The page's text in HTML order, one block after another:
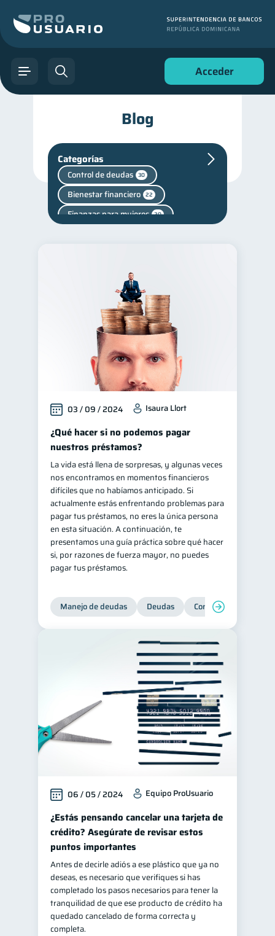
Acceder
Blog
Categorías
Control de deudas 30
Bienestar financiero 22
Finanzas para mujeres 20
Cuenta Abandonada
Cuenta Inactiva 1
Finanzas personales 44
Manejo de deudas 31
Educación financiera 31
Finanzas para jóvenes 30
Finanzas familiares 25
Inclusión financiera 22
Seguridad financiera 13
Salud financiera 12
Organización Financiera 10
Deudas 10 Préstamos 8
Ahorro 8 Consejos 6
Tarjeta de crédito 6
Historial crediticio
Ciberseguridad
Derechos & Deberes 4
Superintendencia de Bancos
Finanzas Personales 1
Finanzas en Pareja 1
Educación Financiera 1
Mipymes 1
Salud mental ahorro
Retiro 1 Doble sueldo
Gasto responsable 1
información financiera 1
03 / 09 / 2024 Isaura Llort
¿Qué hacer si no podemos pagar
nuestros préstamos?
La vida está llena de sorpresas, y algunas veces
nos encontramos en momentos financieros
difíciles que no habíamos anticipado. Si
actualmente estás enfrentando problemas para
pagar tus préstamos, no eres la única persona
en esta situación. A continuación, te
presentamos una guía práctica sobre qué hacer
si, por razones de fuerza mayor, no puedes
pagar tus préstamos.
Manejo de deudas Deudas Control de deudas
06 / 05 / 2024 Equipo ProUsuario
¿Estás pensando cancelar una tarjeta de
crédito? Asegúrate de revisar estos
puntos importantes
Antes de decirle adiós a ese plástico que ya no
deseas, es necesario que verifiques si has
completado los pasos necesarios para tener la
tranquilidad de que ese producto de crédito ha
quedado cancelado de forma correcta y
completa.